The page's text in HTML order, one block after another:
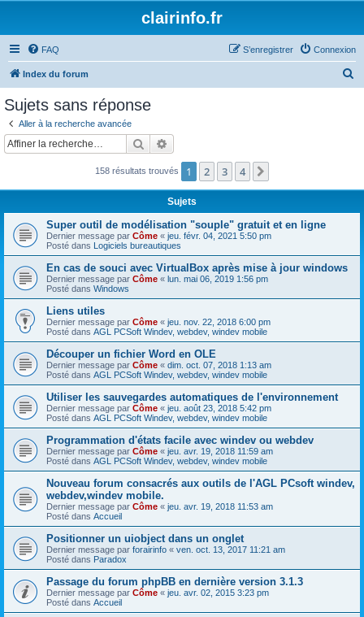
clairinfo.fr
FAQ Connexion
S’enregistrer
Index du forum
c
Sujets sans réponse
Aller à la recherche avancée
Rechercher
158 résultats trouvés 1 2 3 4
Sujets
Super outil de modélisation "souple" gratuit et en ligne
Dernier message par Côme « jeu. févr. 04, 2021 5:50 pm
Posté dans Logiciels bureautiques
En cas de souci avec VirtualBox après mise à jour windows
Dernier message par Côme « lun. mai 06, 2019 1:56 pm
Posté dans Windows
Liens utiles
Dernier message par Côme « jeu. nov. 22, 2018 6:00 pm
Posté dans AGL PCSoft Windev, webdev, windev mobile
Découper un fichier Word en OLE
Dernier message par Côme « dim. oct. 07, 2018 1:13 am
Posté dans AGL PCSoft Windev, webdev, windev mobile
Utiliser les sauvegardes automatiques de l'environnement
Dernier message par Côme « jeu. août 23, 2018 5:42 pm
Posté dans AGL PCSoft Windev, webdev, windev mobile
Programmation d'états facile avec windev ou webdev
Dernier message par Côme « jeu. avr. 19, 2018 11:59 am
Posté dans AGL PCSoft Windev, webdev, windev mobile
Nouveau forum consacrés aux outils de l'AGL PCsoft windev,
webdev,windev mobile.
Dernier message par Côme « jeu. avr. 19, 2018 11:53 am
Posté dans Accueil
Positionner un uiobject dans un onglet
Dernier message par forairinfo « ven. oct. 13, 2017 11:21 am
Posté dans Paradox
Passage du forum phpBB en dernière version 3.1.3
Dernier message par Côme « jeu. avr. 02, 2015 3:23 pm
Posté dans Accueil